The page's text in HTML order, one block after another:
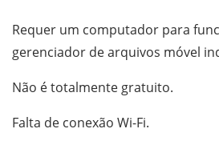
Requer um computador para
gerenciador de arquivos móvel
Não é totalmente gratuito.
Falta de conexão Wi-Fi.